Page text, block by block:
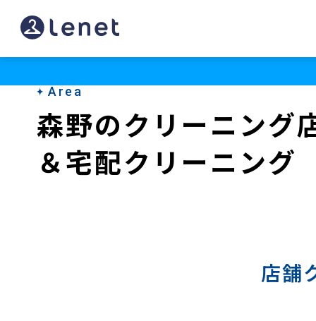
森
野
Area
森野のクリーニング
＆宅配クリーニング
店舗